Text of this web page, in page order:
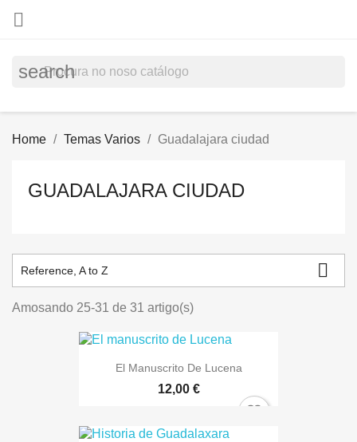

search
Home Temas Varios Guadalajara ciudad
GUADALAJARA CIUDAD
Reference, A to Z 
Amosando 25-31 de 31 artigo(s)
El Manuscrito De Lucena
12,00 €